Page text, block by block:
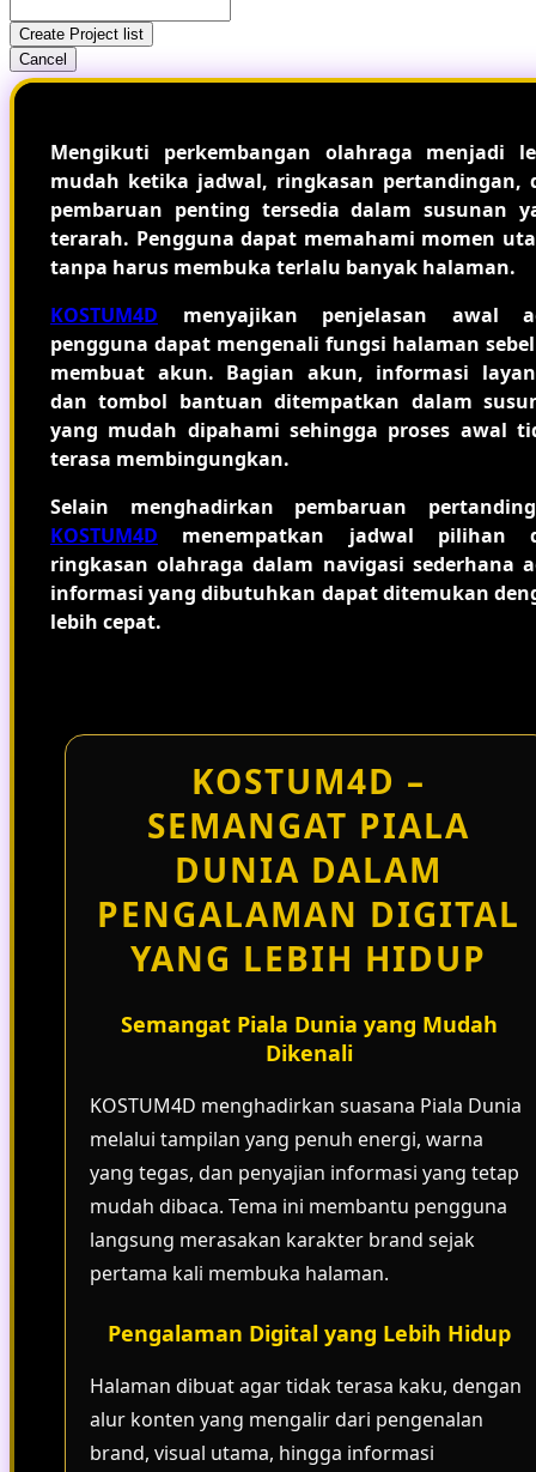
Create Project list
Cancel
Mengikuti perkembangan olahraga menjadi
mudah ketika jadwal, ringkasan pertandingan,
pembaruan penting tersedia dalam susunan
terarah. Pengguna dapat memahami momen
tanpa harus membuka terlalu banyak halaman.
KOSTUM4D menyajikan penjelasan awal
pengguna dapat mengenali fungsi halaman
membuat akun. Bagian akun, informasi
dan tombol bantuan ditempatkan dalam
yang mudah dipahami sehingga proses awal
terasa membingungkan.
Selain menghadirkan pembaruan
KOSTUM4D menempatkan jadwal pilihan
ringkasan olahraga dalam navigasi sederhana
informasi yang dibutuhkan dapat ditemukan
lebih cepat.
KOSTUM4D –
SEMANGAT PIALA
DUNIA DALAM
PENGALAMAN DIGITAL
YANG LEBIH HIDUP
Semangat Piala Dunia yang Mudah
Dikenali
KOSTUM4D menghadirkan suasana Piala Dunia
melalui tampilan yang penuh energi, warna
yang tegas, dan penyajian informasi yang tetap
mudah dibaca. Tema ini membantu pengguna
langsung merasakan karakter brand sejak
pertama kali membuka halaman.
Pengalaman Digital yang Lebih Hidup
Halaman dibuat agar tidak terasa kaku, dengan
alur konten yang mengalir dari pengenalan
brand, visual utama, hingga informasi